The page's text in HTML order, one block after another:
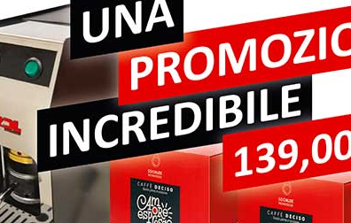
obbligatori sono contrassegnati